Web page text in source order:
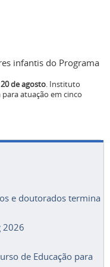
infantis do Programa
de agosto. Instituto
atuação em cinco
e doutorados termina
2026
de Educação para